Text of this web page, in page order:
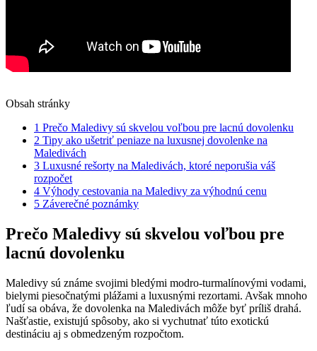
Obsah stránky
1 Prečo Maledivy sú skvelou voľbou pre lacnú dovolenku
2 Tipy ako ušetriť peniaze na luxusnej dovolenke na
Maledivách
3 Luxusné rešorty na Maledivách, ktoré neporušia váš
rozpočet
4 Výhody cestovania na Maledivy za výhodnú cenu
5 Záverečné poznámky
Prečo Maledivy sú skvelou voľbou pre
lacnú dovolenku
Maledivy sú známe svojimi bledými modro-turmalínovými vodami,
bielymi piesočnatými plážami a luxusnými rezortami. Avšak mnoho
ľudí sa obáva, že dovolenka na Maledivách môže byť príliš drahá.
Našťastie, existujú spôsoby, ako si vychutnať túto exotickú
destináciu aj s obmedzeným rozpočtom.